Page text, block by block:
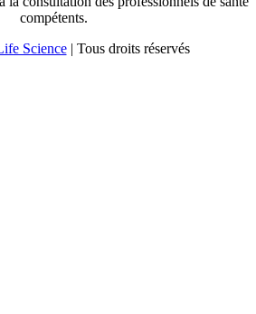
compétents.
Science| Tous droits réservés